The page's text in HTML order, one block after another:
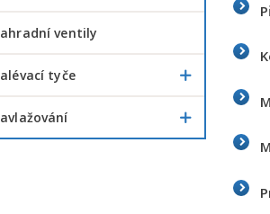
Zahradní ventily
Zalévací tyče
Zavlažování